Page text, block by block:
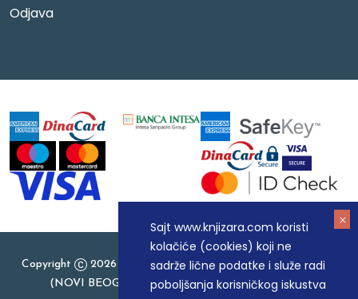
Sajt www.knjizara.com koristi
kolačiće (cookies) koji ne
sadrže lične podatke i služe radi
poboljšanja korisničkog iskustva
Odjava
Copyright
2026 Knjizara.com - MAKART DOO BEOGRAD
(NOVI BEOGRAD), PIB: 105184104, MB: 20337524